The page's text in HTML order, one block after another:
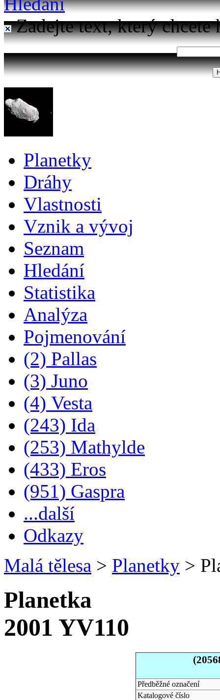
Zadejte text, který chcete
Planetky
Dráhy
Vlastnosti
Vznik a vývoj
Seznam
Hledání
Statistika
Analýza
Pojmenování
(2) Pallas
(3) Juno
(4) Vesta
(243) Ida
(253) Mathylde
(433) Eros
(951) Gaspra
...další
Odkazy
Malá tělesa > Planetky >
Planetka
2001 YV110
Předběžné označení
Katalogové číslo